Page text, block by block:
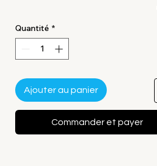
Quantité *
Ajouter au panier
Commander et payer